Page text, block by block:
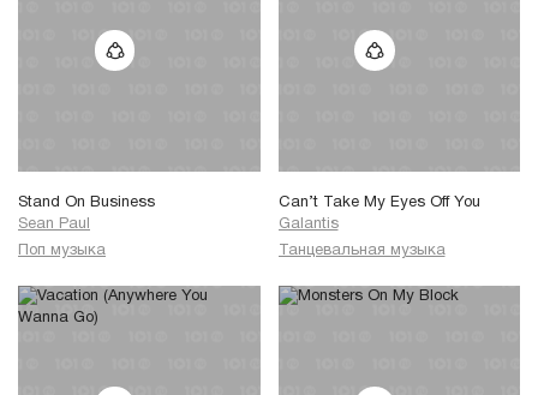
Stand On Business
Sean Paul
Поп музыка
Can’t Take My Eyes Off You
Galantis
Танцевальная музыка